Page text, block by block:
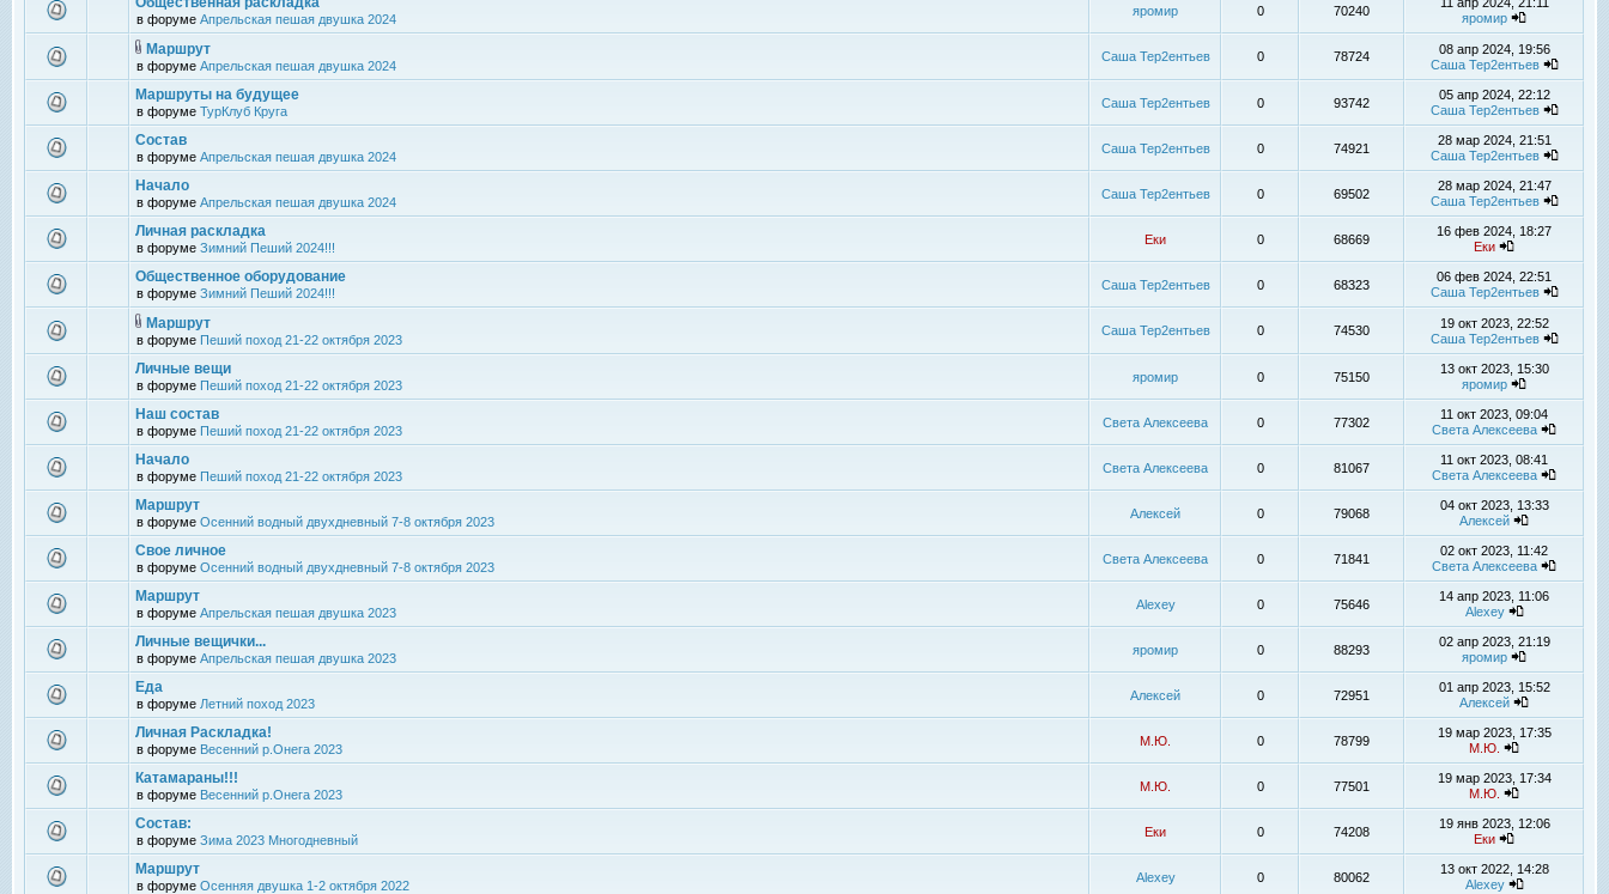
в форуме Апрельская пешая двушка 2024
яромир 0 70240
яромир
Маршрут
в форуме Апрельская пешая двушка 2024
Саша Тер2ентьев 0 78724
08 апр 2024, 19:56
Саша Тер2ентьев
Маршруты на будущее
в форуме ТурКлуб Круга
Саша Тер2ентьев 0 93742
05 апр 2024, 22:12
Саша Тер2ентьев
Состав
в форуме Апрельская пешая двушка 2024
Саша Тер2ентьев 0 74921
28 мар 2024, 21:51
Саша Тер2ентьев
Начало
в форуме Апрельская пешая двушка 2024
Саша Тер2ентьев 0 69502
28 мар 2024, 21:47
Саша Тер2ентьев
Личная раскладка
в форуме Зимний Пеший 2024!!!
Еки 0 68669
16 фев 2024, 18:27
Еки
Общественное оборудование
в форуме Зимний Пеший 2024!!!
Саша Тер2ентьев 0 68323
06 фев 2024, 22:51
Саша Тер2ентьев
Маршрут
в форуме Пеший поход 21-22 октября 2023
Саша Тер2ентьев 0 74530
19 окт 2023, 22:52
Саша Тер2ентьев
Личные вещи
в форуме Пеший поход 21-22 октября 2023
яромир 0 75150
13 окт 2023, 15:30
яромир
Наш состав
в форуме Пеший поход 21-22 октября 2023
Света Алексеева 0 77302
11 окт 2023, 09:04
Света Алексеева
Начало
в форуме Пеший поход 21-22 октября 2023
Света Алексеева 0 81067
11 окт 2023, 08:41
Света Алексеева
Маршрут
в форуме Осенний водный двухдневный 7-8 октября 2023
Алексей 0 79068
04 окт 2023, 13:33
Алексей
Свое личное
в форуме Осенний водный двухдневный 7-8 октября 2023
Света Алексеева 0 71841
02 окт 2023, 11:42
Света Алексеева
Маршрут
в форуме Апрельская пешая двушка 2023
Alexey 0 75646
14 апр 2023, 11:06
Alexey
Личные вещички...
в форуме Апрельская пешая двушка 2023
яромир 0 88293
02 апр 2023, 21:19
яромир
Еда
в форуме Летний поход 2023
Алексей 0 72951
01 апр 2023, 15:52
Алексей
Личная Раскладка!
в форуме Весенний р.Онега 2023
М.Ю. 0 78799
19 мар 2023, 17:35
М.Ю.
Катамараны!!!
в форуме Весенний р.Онега 2023
М.Ю. 0 77501
19 мар 2023, 17:34
М.Ю.
Состав:
в форуме Зима 2023 Многодневный
Еки 0 74208
19 янв 2023, 12:06
Еки
Маршрут
в форуме Осенняя двушка 1-2 октября 2022
Alexey 0 80062
13 окт 2022, 14:28
Alexey